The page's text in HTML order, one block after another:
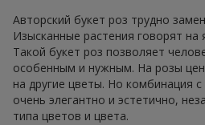
Авторский букет роз трудно
Изысканные растения говорят на
Такой букет роз позволяет
особенным и нужным. На розы
на другие цветы. Но комбинация
очень элегантно и эстетично,
типа цветов и цвета.